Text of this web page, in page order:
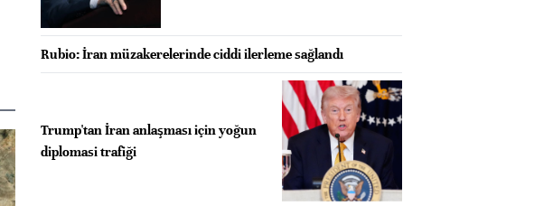
Rubio: İran müzakerelerinde ciddi ilerleme sağlandı
Trump'tan İran anlaşması için yoğun
diplomasi trafiği